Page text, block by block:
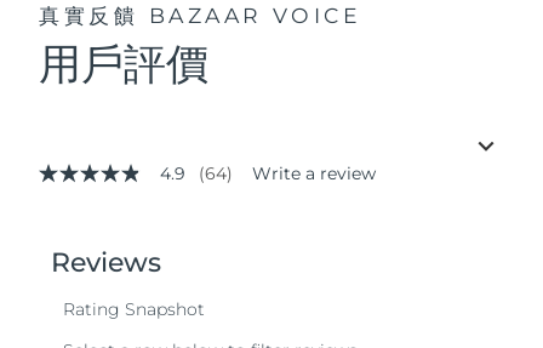
真實反饋 BAZAAR VOICE
用戶評價
4.9
stars,
average
value.
4.9 (64) Write a review